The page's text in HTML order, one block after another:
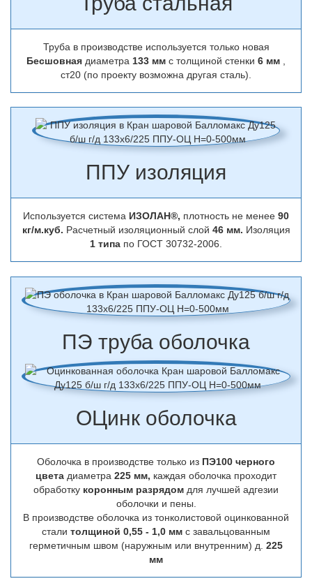
Труба в производстве используется только новая
Бесшовная диаметра 133 мм с толщиной стенки 6 мм
ст20 (по проекту возможна другая сталь).
ППУ изоляция
Используется система ИЗОЛАН®, плотность не менее 90
кг/м.куб. Расчетный изоляционный слой 46 мм. Изоляция
1 типа по ГОСТ 30732-2006.
ПЭ труба оболочка
ОЦинк оболочка
Оболочка в производстве только из ПЭ100 черного
цвета диаметра 225 мм, каждая оболочка проходит
обработку коронным разрядом для лучшей адгезии
оболочки и пены.
В производстве оболочка из тонколистовой оцинкованной
стали толщиной 0,55 - 1,0 мм с завальцованным
герметичным швом (наружным или внутренним) д. 225
мм